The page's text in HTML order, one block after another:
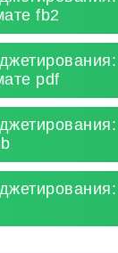
fb2
pdf